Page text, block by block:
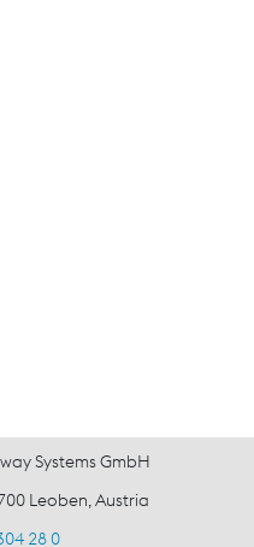
Systems GmbH
Leoben, Austria
28 0